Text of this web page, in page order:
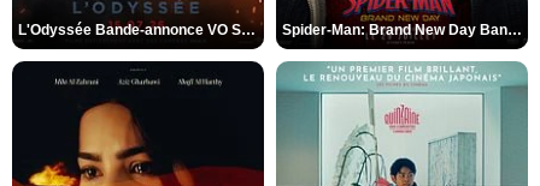
L'Odyssée Bande-annonce VO STFR Spider-Man: Brand New Day Bande-annonce VO STFR